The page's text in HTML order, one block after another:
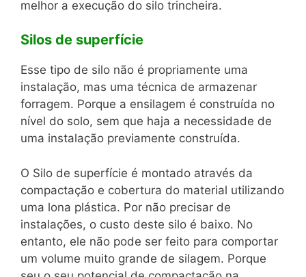
melhor a execução do silo trincheira.
Silos de superfície
Esse tipo de silo não é propriamente uma
instalação, mas uma técnica de armazenar
forragem. Porque a ensilagem é construída no
nível do solo, sem que haja a necessidade de
uma instalação previamente construída.
O Silo de superfície é montado através da
compactação e cobertura do material utilizando
uma lona plástica. Por não precisar de
instalações, o custo deste silo é baixo. No
entanto, ele não pode ser feito para comportar
um volume muito grande de silagem. Porque